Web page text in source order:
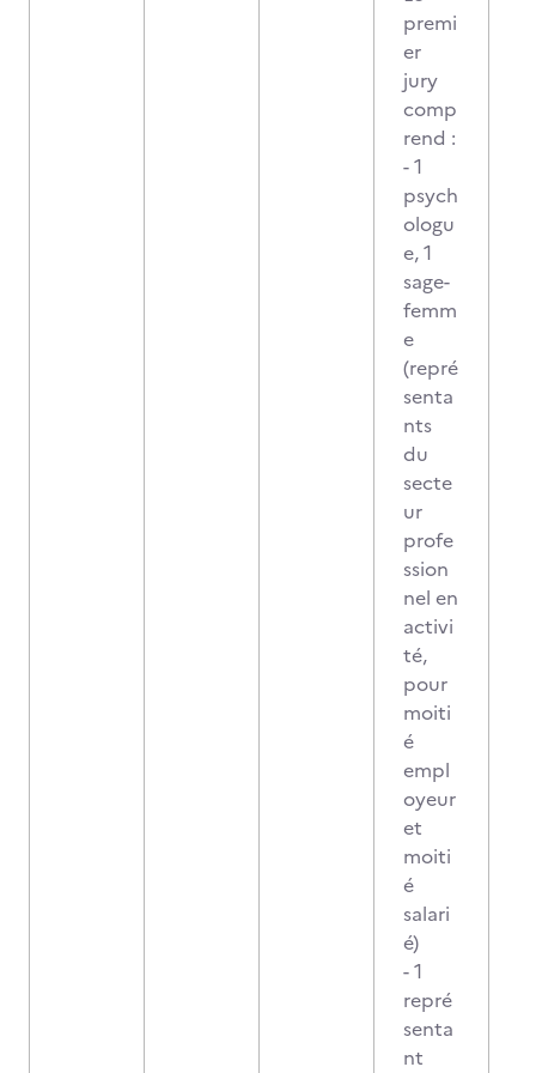
premi
er
jury
comp
rend :
- 1
psych
ologu
e, 1
sage-
femm
e
(repré
senta
nts
du
secte
ur
profe
ssion
nel en
activi
té,
pour
moiti
é
empl
oyeur
et
moiti
é
salari
é)
- 1
repré
senta
nt